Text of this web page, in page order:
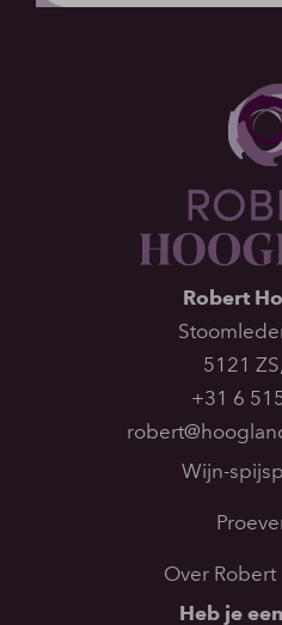
Robert
5121 ZS,
+31 6
Wijn-
Over
Heb je